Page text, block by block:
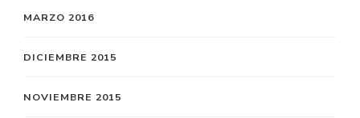
MARZO 2016
DICIEMBRE 2015
NOVIEMBRE 2015